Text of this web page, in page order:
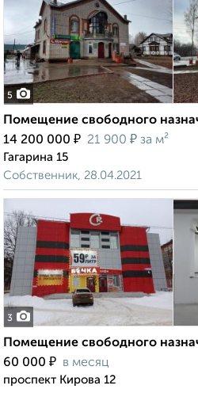
5
Помещение свободного
14 200 000 ₽ 21 900 ₽ за м²
Гагарина 15
Собственник, 28.04.2021
3
Помещение свободного
60 000 ₽ в месяц
проспект Кирова 12